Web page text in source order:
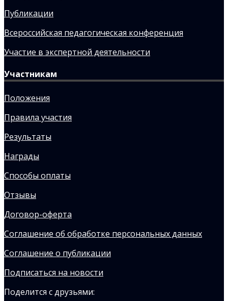
Публикации
Всероссийская педагогическая конференция
Участие в экспертной деятельности
Участникам
Положения
Правила участия
Результаты
Награды
Способы оплаты
Отзывы
Договор-оферта
Соглашение об обработке персональных данных
Соглашение о публикации
Подписаться на новости
Поделится с друзьями: